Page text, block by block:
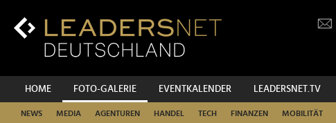
Inhalt
Hauptnavigation
HOME FOTO-GALERIE EVENTKALENDER LEADERSNET.TV
NEWS MEDIA AGENTUREN HANDEL TECH FINANZEN MOBILITÄT